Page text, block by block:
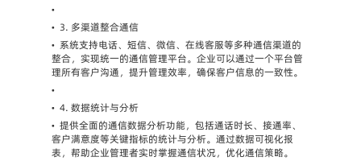
•
• 3. 多渠道整合通信
• 系统支持电话、短信、微信、在线客服等多种通信渠道的
整合，实现统一的通信管理平台。企业可以通过一个平台管
理所有客户沟通，提升管理效率，确保客户信息的一致性。
•
• 4. 数据统计与分析
• 提供全面的通信数据分析功能，包括通话时长、接通率、
客户满意度等关键指标的统计与分析。通过数据可视化报
表，帮助企业管理者实时掌握通信状况，优化通信策略。